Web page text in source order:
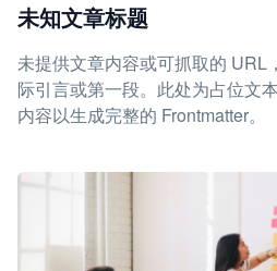
未知文章标题
未提供文章内容或可抓取的 URL
际引言或第一段。此处为占位文
内容以生成完整的 Frontmatter。